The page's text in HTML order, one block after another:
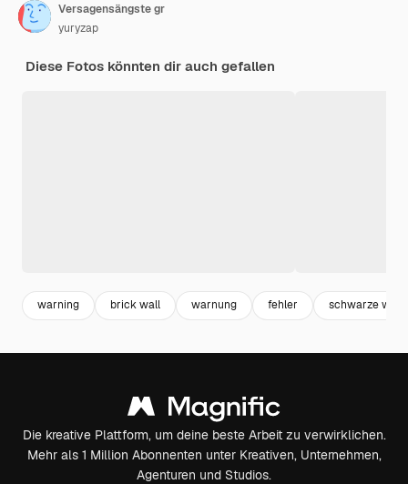
Versagensängste gr
yuryzap
Diese Fotos könnten dir auch gefallen
warning brick wall warnung fehler schwarze
Die kreative Plattform, um deine beste Arbeit zu verwirklichen.
Mehr als 1 Million Abonnenten unter Kreativen, Unternehmen,
Agenturen und Studios.